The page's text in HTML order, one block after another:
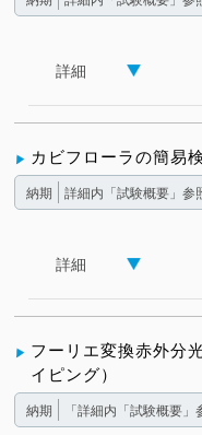
詳細
カビフローラの簡易
納期 詳細内「試験概要」参
詳細
フーリエ変換赤外分
イピング）
納期 「詳細内「試験概要」